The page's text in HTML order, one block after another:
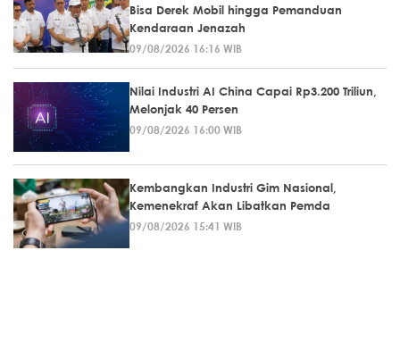
Bisa Derek Mobil hingga Pemanduan
Kendaraan Jenazah
09/08/2026 16:16 WIB
Nilai Industri AI China Capai Rp3.200 Triliun,
Melonjak 40 Persen
09/08/2026 16:00 WIB
Kembangkan Industri Gim Nasional,
Kemenekraf Akan Libatkan Pemda
09/08/2026 15:41 WIB